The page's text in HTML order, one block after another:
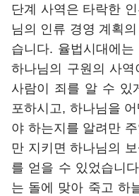
단계 사역은 타락한
님의 인류 경영 계획
습니다. 율법시대에
하나님의 구원의 사
사람이 죄를 알 수 있
포하시고, 하나님을
야 하는지를 알려만
만 지키면 하나님의
를 얻을 수 있었습니
는 돌에 맞아 죽고 하